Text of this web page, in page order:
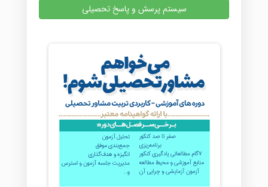
سیستم پرسش و پاسخ تحصیلی